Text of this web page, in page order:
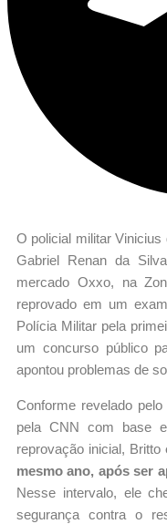
O policial militar
Gabriel Renan da
mercado Oxxo, na
reprovado em um
Polícia Militar pela
um concurso público
apontou problemas de
Conforme revelado
pela CNN com base
reprovação inicial, Britto
mesmo ano, após ser
Nesse intervalo, ele
segurança contra o